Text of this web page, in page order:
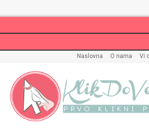
Naslovna O nama Vi